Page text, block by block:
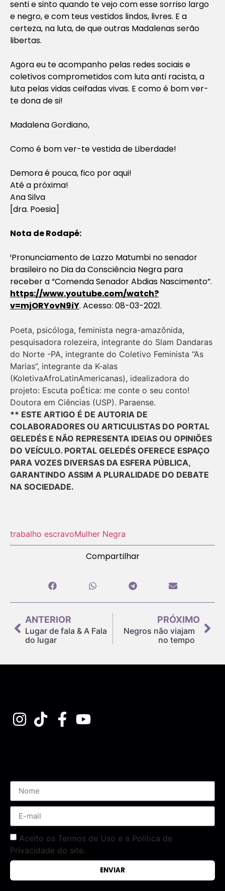
senti e sinto quando te vejo com esse sorriso largo
e negro, e com teus vestidos lindos, livres. E a
certeza, na luta, de que outras Madalenas serão
libertas.
Agora eu te acompanho pelas redes sociais e
coletivos comprometidos com luta anti racista, a
luta pelas vidas ceifadas vivas. E como é bom ver-
te dona de si!
Madalena Gordiano,
Como é bom ver-te vestida de Liberdade!
Demora é pouca, fico por aqui!
Até a próxima!
Ana Silva
[dra. Poesia]
Nota de Rodapé:
¹Pronunciamento de Lazzo Matumbi no senador
brasileiro no Dia da Consciência Negra para
receber a “Comenda Senador Abdias Nascimento”.
https://www.youtube.com/watch?
v=mjORYovN9iY. Acesso: 08-03-2021.
Poeta, psicóloga, feminista negra-amazônida,
pesquisadora rolezeira, integrante do Slam Dandaras
do Norte -PA, integrante do Coletivo Feminista “As
Marias”, integrante da K-alas
(KoletivaAfroLatinAmericanas), idealizadora do
projeto: Escuta poÉtica: me conte o seu conto!
Doutora em Ciências (USP). Paraense.
** ESTE ARTIGO É DE AUTORIA DE
COLABORADORES OU ARTICULISTAS DO PORTAL
GELEDÉS E NÃO REPRESENTA IDEIAS OU OPINIÕES
DO VEÍCULO. PORTAL GELEDÉS OFERECE ESPAÇO
PARA VOZES DIVERSAS DA ESFERA PÚBLICA,
GARANTINDO ASSIM A PLURALIDADE DO DEBATE
NA SOCIEDADE.
trabalho escravoMulher Negra
Compartilhar
ANTERIOR
Lugar de fala & A Fala
do lugar
PRÓXIMO
Negros não viajam
no tempo
Aceito os Termos de Uso e a Política de
Privacidade do site.
ENVIAR